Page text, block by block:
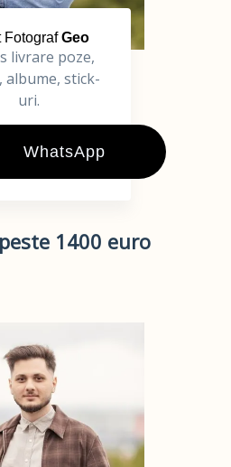
FotografGeo
livrare poze,
albume, stick-
uri.
WhatsApp
1400 euro